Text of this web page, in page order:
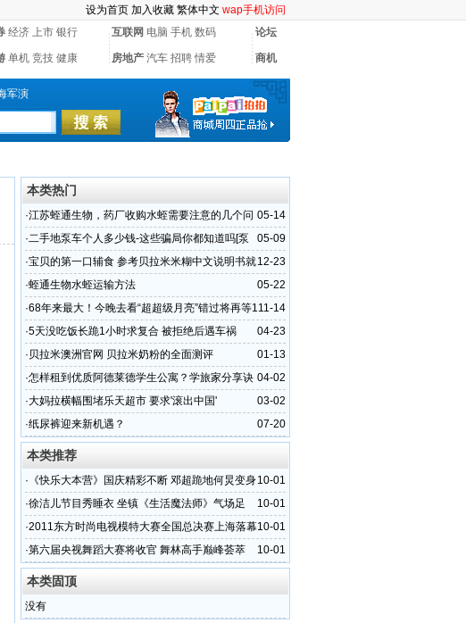
设为首页 加入收藏 繁体中文 wap手机访问
经济 上市 银行 互联网 电脑 手机 数码 论坛
单机 竞技 健康 房地产 汽车 招聘 情爱 商机
军演
本类热门
05-14
·江苏蛭通生物，药厂收购水蛭需要注意的几个问
题
05-09
·二手地泵车个人多少钱-这些骗局你都知道吗[泵
泵达]
12-23
·宝贝的第一口辅食 参考贝拉米米糊中文说明书就
ok啦
05-22
·蛭通生物水蛭运输方法
11-14
·68年来最大！今晚去看“超超级月亮”错过将再等1
8年
04-23
·5天没吃饭长跪1小时求复合 被拒绝后遇车祸
01-13
· 贝拉米澳洲官网 贝拉米奶粉的全面测评
04-02
·怎样租到优质阿德莱德学生公寓？学旅家分享诀
窍
03-02
·大妈拉横幅围堵乐天超市 要求'滚出中国'
07-20
·纸尿裤迎来新机遇？
本类推荐
10-01
· 《快乐大本营》国庆精彩不断 邓超跪地何炅变身
10-01
·徐洁儿节目秀睡衣 坐镇《生活魔法师》气场足
10-01
·2011东方时尚电视模特大赛全国总决赛上海落幕
10-01
·第六届央视舞蹈大赛将收官 舞林高手巅峰荟萃
本类固顶
没有